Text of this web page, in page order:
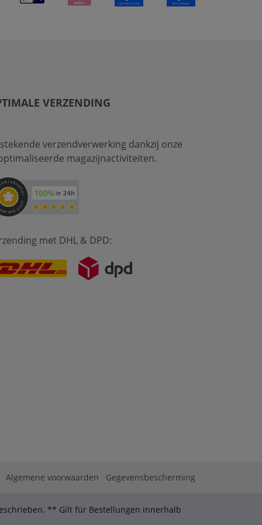
VERZENDING
verzendverwerking dankzij onze
magazijnactiviteiten.
met DHL & DPD:
Algemene voorwaarden Gegevensbescherming
** Gilt für Bestellungen innerhalb